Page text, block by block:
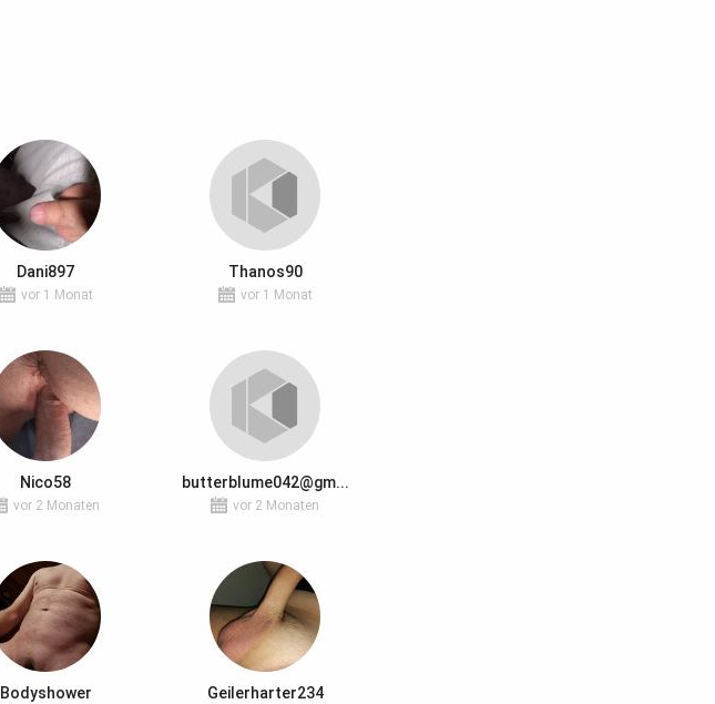
Dani897
vor 1 Monat
Thanos90
vor 1 Monat
Nico58
vor 2 Monaten
butterblume042@gm...
vor 2 Monaten
Bodyshower Geilerharter234